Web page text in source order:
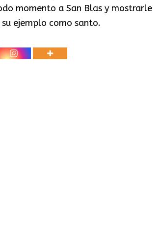
momento a San Blas y mostrarle
ejemplo como santo.